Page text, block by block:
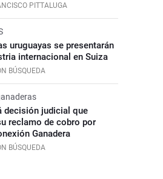
PITTALUGA
uruguayas se presentarán
internacional en Suiza
BÚSQUEDA
decisión judicial que
reclamo de cobro por
Ganadera
BÚSQUEDA